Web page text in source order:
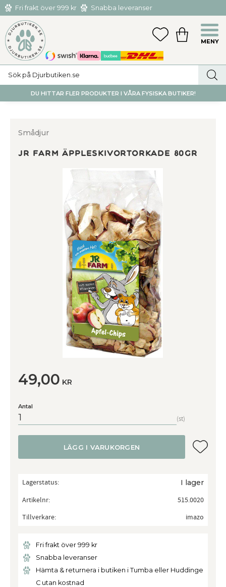
Meny
Fri frakt över 999 kr
Snabba leveranser
Hämta och returnera i butiken i Tumba eller Huddinge C
FAVORITER
KUNDVAGN
DU HITTAR FLER PRODUKTER I VÅRA FYSISKA BUTIKER!
Smådjur
JR FARM ÄPPLESKIVORTORKADE 80GR
49,00 KR
Antal
st
LÄGG I VARUKORGEN Lägg
Lagerstatus I lager
Artikelnr
515.0020
Tillverkare
imazo
Fri frakt över 999 kr
Snabba leveranser
Hämta & returnera i butiken i Tumba eller Huddinge
C utan kostnad